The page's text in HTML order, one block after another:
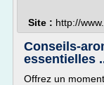
Site : http://
Conseils-
essentielles
Offrez un